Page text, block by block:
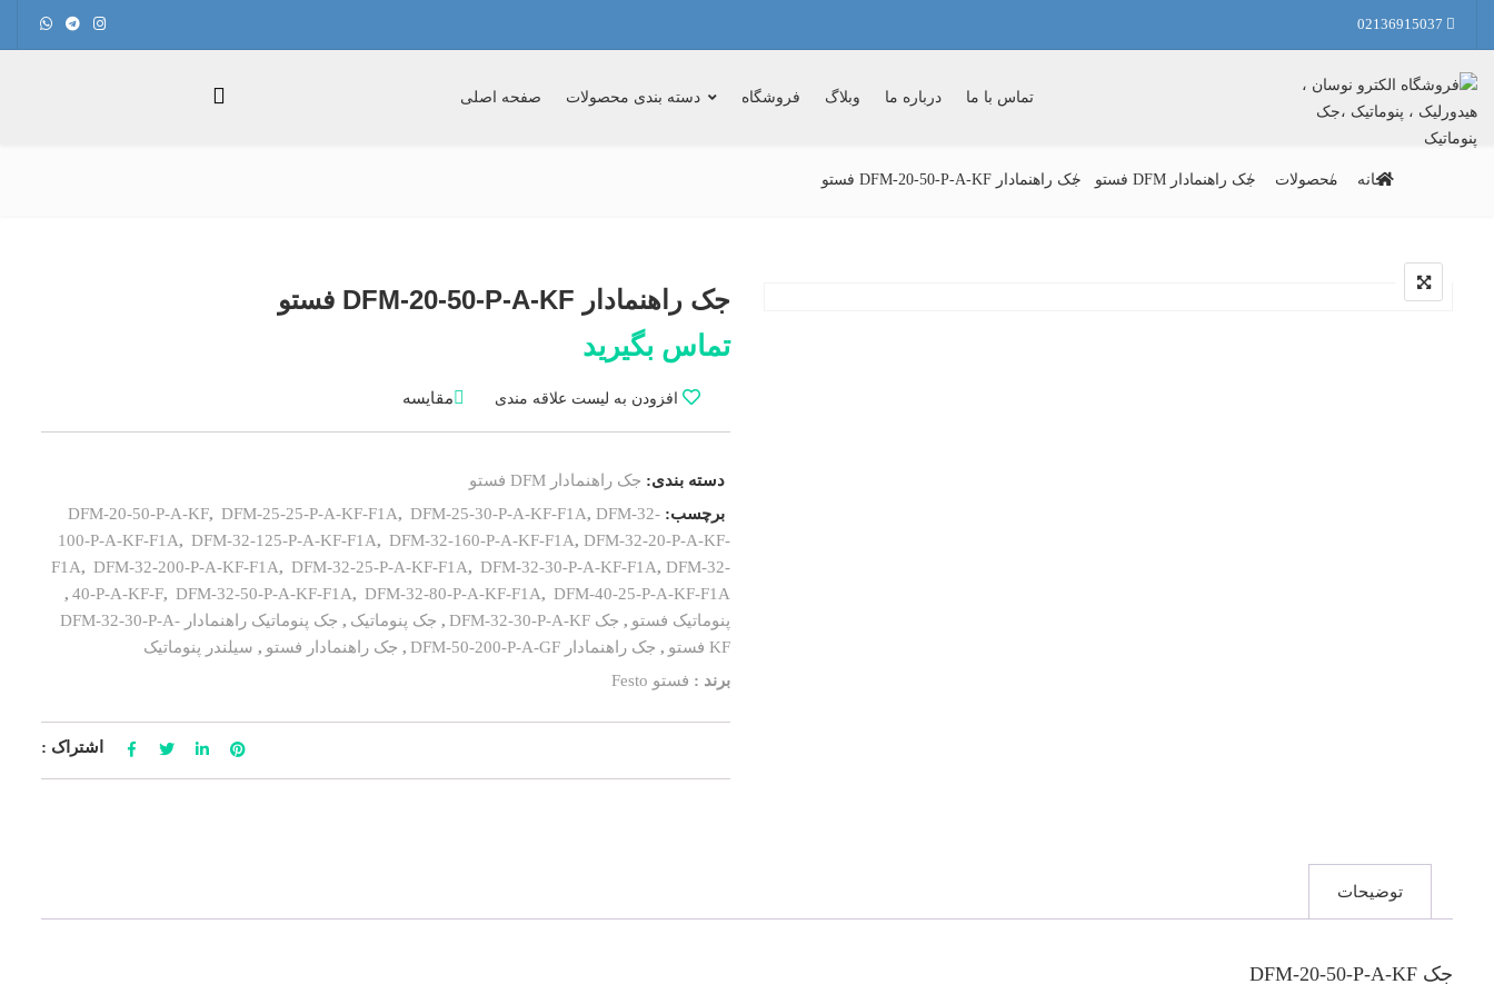
02136915037
صفحه اصلی دسته بندی محصولات فروشگاه وبلاگ درباره ما تماس با ما
خانه محصولات جک راهنمادار DFM فستو جک راهنمادار DFM-20-50-P-A-KF فستو
جک راهنمادار DFM-20-50-P-A-KF فستو
تماس بگیرید
افزودن به لیست علاقه مندی مقایسه
دسته بندی: جک راهنمادار DFM فستو
برچسب:
DFM-20-50-P-A-KF, DFM-25-25-P-A-KF-F1A, DFM-25-30-P-A-KF-F1A, DFM-32-
100-P-A-KF-F1A, DFM-32-125-P-A-KF-F1A, DFM-32-160-P-A-KF-F1A, DFM-32-20-P-A-KF-
F1A, DFM-32-200-P-A-KF-F1A, DFM-32-25-P-A-KF-F1A, DFM-32-30-P-A-KF-F1A, DFM-32-
40-P-A-KF-F, DFM-32-50-P-A-KF-F1A, DFM-32-80-P-A-KF-F1A, DFM-40-25-P-A-KF-F1A
,
پنوماتیک فستو , جک DFM-32-30-P-A-KF , جک پنوماتیک ,
جک پنوماتیک راهنمادار DFM-32-30-P-A-
KF فستو
, جک راهنمادار DFM-50-200-P-A-GF , جک راهنمادار فستو , سیلندر پنوماتیک
برند : فستو Festo
اشتراک :
توضیحات
جک DFM-20-50-P-A-KF